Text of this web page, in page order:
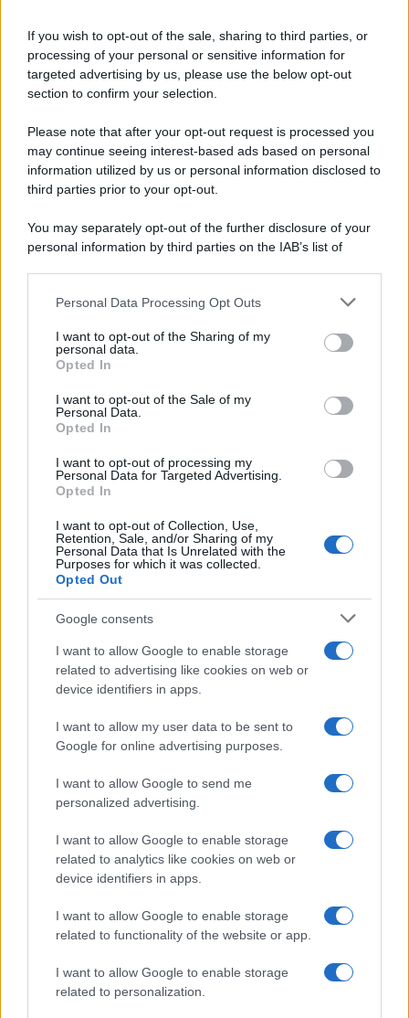
If you wish to opt-out of the sale, sharing to third parties, or
processing of your personal or sensitive information for
targeted advertising by us, please use the below opt-out
section to confirm your selection.
Please note that after your opt-out request is processed you
may continue seeing interest-based ads based on personal
information utilized by us or personal information disclosed to
third parties prior to your opt-out.
You may separately opt-out of the further disclosure of your
personal information by third parties on the IAB’s list of
This information may also be disclosed by us to third parties
disclose it to other third parties.
Please note that this website/app uses one or more Google
services and may gather and store information including but
not limited to your visit or usage behaviour. You may click to
grant or deny consent to Google and its third-party tags to
consent section.
Personal Data Processing Opt Outs
I want to opt-out of the Sharing of my
personal data.
Opted In
I want to opt-out of the Sale of my
Personal Data.
Opted In
I want to opt-out of processing my
Personal Data for Targeted Advertising.
Opted In
I want to opt-out of Collection, Use,
Retention, Sale, and/or Sharing of my
Personal Data that Is Unrelated with the
Purposes for which it was collected.
Opted Out
Google consents
I want to allow Google to enable storage
related to advertising like cookies on web or
device identifiers in apps.
I want to allow my user data to be sent to
Google for online advertising purposes.
I want to allow Google to send me
personalized advertising.
I want to allow Google to enable storage
related to analytics like cookies on web or
device identifiers in apps.
I want to allow Google to enable storage
related to functionality of the website or app.
I want to allow Google to enable storage
related to personalization.
Il lutto /Addio a Livio Berruti, leggenda dello sprint
italiano
L’oro olimpico nei 200 metri a Roma 1960 aveva 87 anni. È morto
Motociclismo /
Raúl Fernández vince il Gp di Gran
Bretagna davanti a Martin e Bezzecchi
Il libro /La letteratura che racconta l’estate
L’evento /Premio Dessì 2026, Villacidro si accende di
cultura
Facebook
Syndication
Globalist
Globalscience
Globalsport
Culture
Salute
Megachip
GiULia
Prima Pagina
Giornale dello
Spettacolo